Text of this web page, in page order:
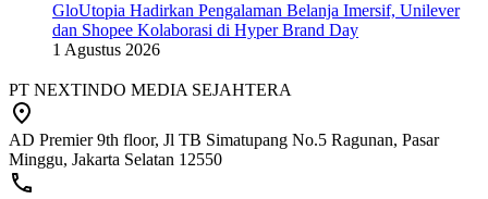
GloUtopia Hadirkan Pengalaman Belanja Imersif, Unilever
dan Shopee Kolaborasi di Hyper Brand Day
1 Agustus 2026
PT NEXTINDO MEDIA SEJAHTERA
AD Premier 9th floor, Jl TB Simatupang No.5 Ragunan, Pasar
Minggu, Jakarta Selatan 12550